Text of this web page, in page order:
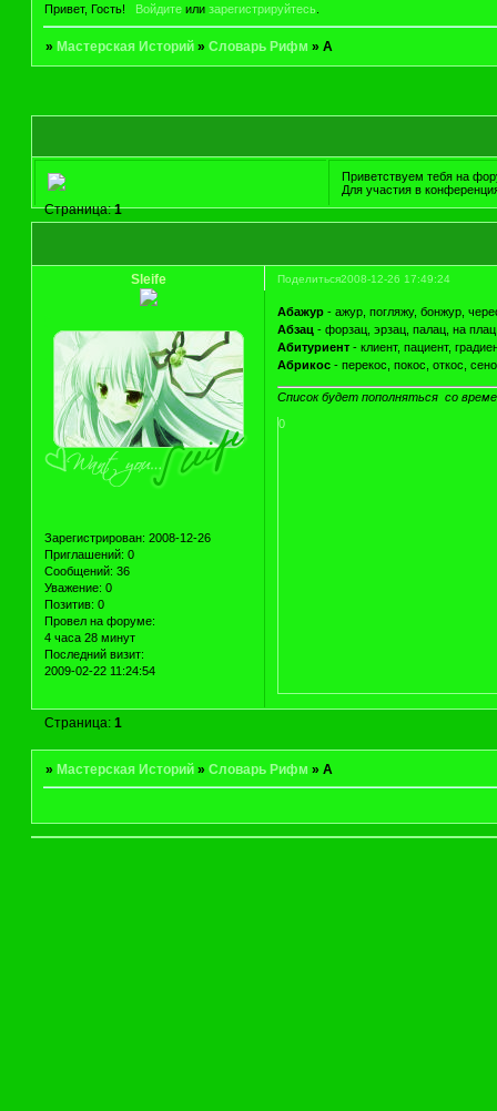
Привет, Гость! Войдитеили зарегистрируйтесь.
»Мастерская Историй »Словарь Рифм »А
Приветствуем тебя на
Для участия в
Страница:1
Поделиться2008-12-26 17:49:24
Sleife
Зарегистрирован: 2008-12-26
Приглашений: 0
Сообщений: 36
Уважение: 0
Позитив: 0
Провел на форуме:
4 часа 28 минут
Последний визит:
2009-02-22 11:24:54
Абажур - ажур, погляжу, бонжур,
Абзац - форзац, эрзац, палац, на
Абитуриент - клиент, пациент,
Абрикос - перекос, покос, откос,
Список будет пополняться со
0
Страница:1
» Мастерская Историй »Словарь Рифм »А